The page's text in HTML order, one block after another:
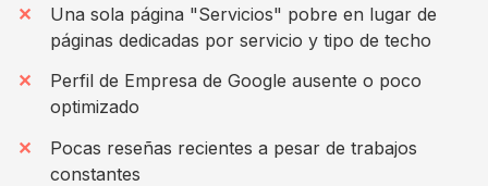
Una sola página "Servicios" pobre en lugar de
páginas dedicadas por servicio y tipo de techo
Perfil de Empresa de Google ausente o poco
optimizado
Pocas reseñas recientes a pesar de trabajos
constantes